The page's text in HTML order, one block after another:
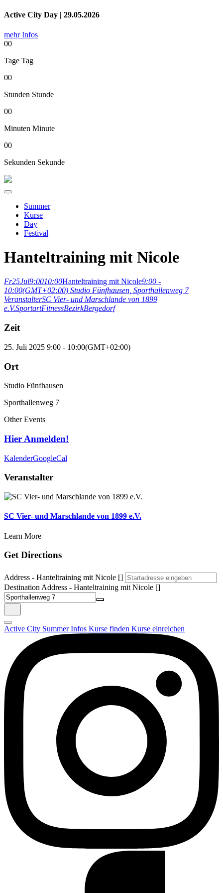
Active City Day | 29.05.2026
mehr Infos
00
Tage Tag
00
Stunden Stunde
00
Minuten Minute
00
Sekunden Sekunde
Summer
Kurse
Day
Festival
Hanteltraining mit Nicole
Fr25Jul9:0010:00Hanteltraining mit Nicole9:00 -
10:00(GMT+02:00) Studio Fünfhausen, Sporthallenweg 7
VeranstalterSC Vier- und Marschlande von 1899
e.V.SportartFitnessBezirkBergedorf
Zeit
25. Juli 2025 9:00 - 10:00(GMT+02:00)
Ort
Studio Fünfhausen
Sporthallenweg 7
Other Events
Hier Anmelden!
KalenderGoogleCal
Veranstalter
SC Vier- und Marschlande von 1899 e.V.
Learn More
Get Directions
Address - Hanteltraining mit Nicole []
Destination Address - Hanteltraining mit Nicole []
Active City SummerInfos Kurse finden Kurse einreichen